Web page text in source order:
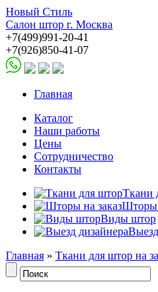
Новый Стиль
Салон штор г. Москва
+7(499)991-20-41
+7(926)850-41-07
Главная
Каталог
Наши работы
Цены
Сотрудничество
Контакты
Ткани
Шторы
Виды штор
Главная » Ткани для штор на